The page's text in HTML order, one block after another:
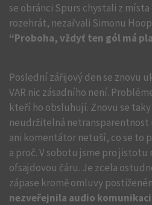
se obránci Spurs chystali z
rozehrát, nezařvali Simonu
“Proboha, vždyť ten gól má
Poslední zářijový den se znovu
VAR nic zásadního není.
kteří ho obsluhují. Znovu se
neudržitelná netransparentnost
ani komentátor netuší, co se to
a proč. V sobotu jsme pro
ofsajdovou čáru. Je zcela
zápase kromě omluvy
nezveřejnila audio